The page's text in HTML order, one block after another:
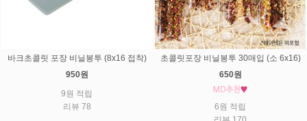
바크초콜릿 포장 비닐봉투 (8x16 접착)
950원
9원 적립
리뷰 78
초콜릿포장 비닐봉투 30매입 (소 6x16)
650원
6원 적립